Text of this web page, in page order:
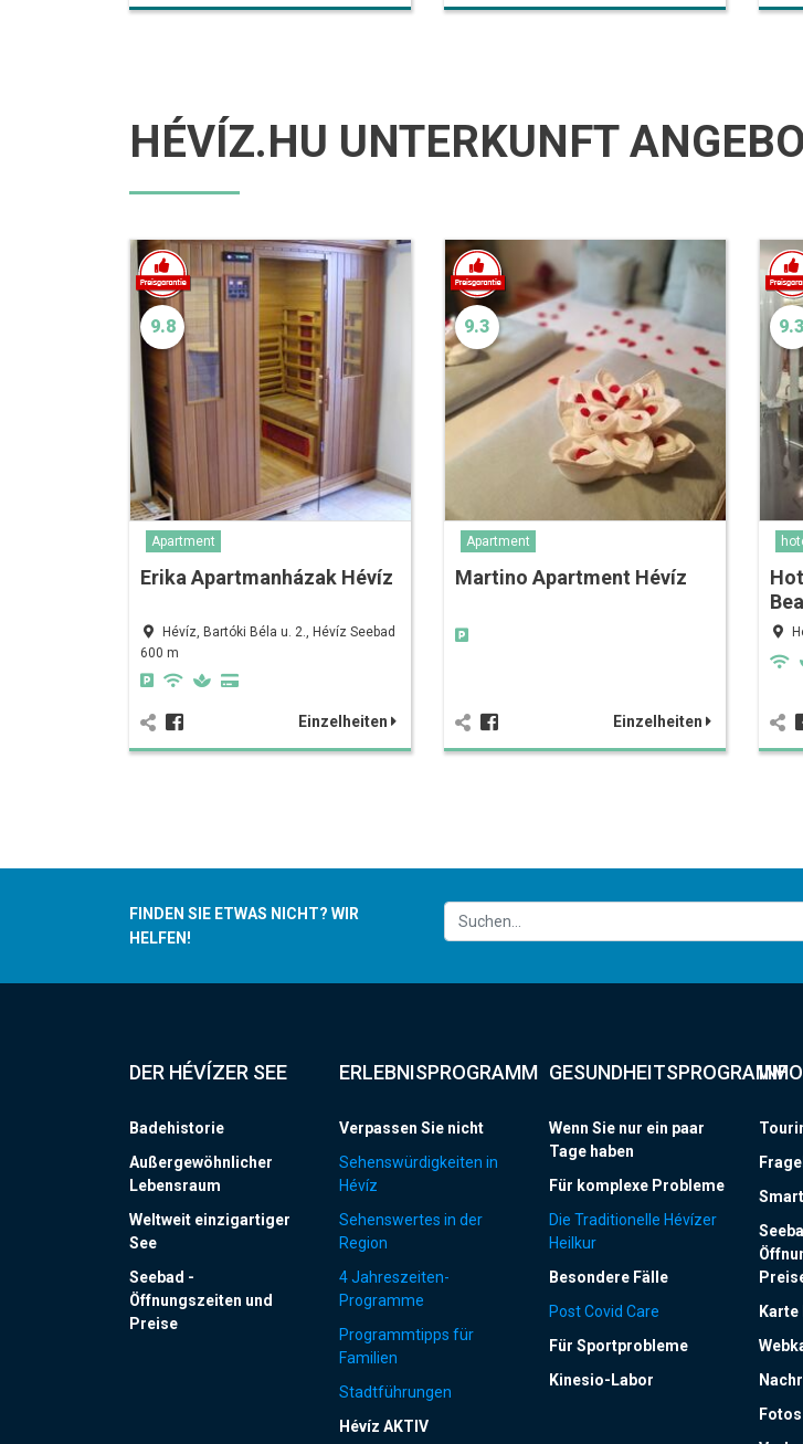
HÉVÍZ.HU UNTERKUNFT
9.8
Apartment
Erika Apartmanházak Hévíz
Hévíz, Bartóki Béla u. 2., Hévíz Seebad
600 m
Einzelheiten
9.3
Apartment
Martino Apartment Hévíz
Einzelheiten
9.3
FINDEN SIE ETWAS NICHT? WIR
HELFEN!
DER HÉVÍZER SEE
Badehistorie
Außergewöhnlicher
Lebensraum
Weltweit einzigartiger
See
Seebad -
Öffnungszeiten und
Preise
ERLEBNISPROGRAMM
Verpassen Sie nicht
Sehenswürdigkeiten in
Hévíz
Sehenswertes in der
Region
4 Jahreszeiten-
Programme
Programmtipps für
Familien
Stadtführungen
Hévíz AKTIV
GESUNDHEITSPROGRAMM
Wenn Sie nur ein paar
Tage haben
Für komplexe Probleme
Die Traditionelle Hévízer
Heilkur
Besondere Fälle
Post Covid Care
Für Sportprobleme
Kinesio-Labor
Karte